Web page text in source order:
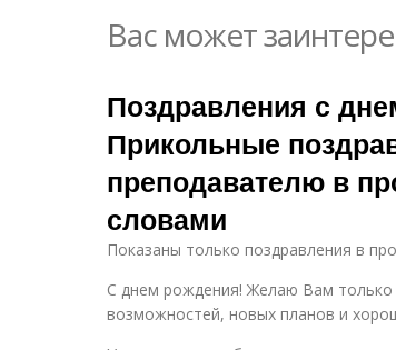
Вас может
Поздравления с
Прикольные
преподавателю в
словами
Показаны только поздравления в
С днем рождения! Желаю Вам только
возможностей, новых планов и